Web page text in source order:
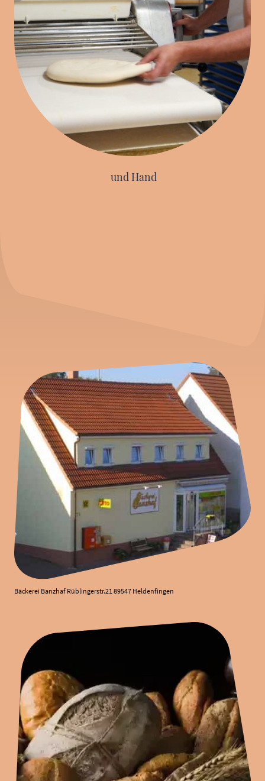
und Hand
Bäckerei Banzhaf Rüblingerstr.21 89547 Heldenfingen